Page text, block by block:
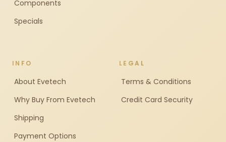
Components
Specials
INFO
About Evetech
Why Buy From Evetech
Shipping
Payment Options
LEGAL
Terms & Conditions
Credit Card Security